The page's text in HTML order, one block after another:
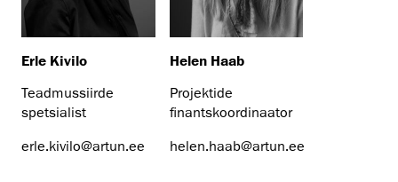
Erle Kivilo
Teadmussiirde
spetsialist
erle.kivilo@artun.ee
Helen Haab
Projektide
finantskoordinaator
helen.haab@artun.ee